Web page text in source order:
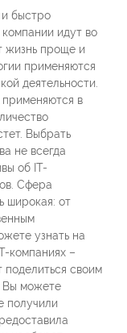
быстро
идут во
жизнь проще и
применяются
деятельности.
в
Выбрать
не всегда
об IT-
Сфера
широкая: от
узнать на
компаниях –
поделиться своим
Вы можете
получили